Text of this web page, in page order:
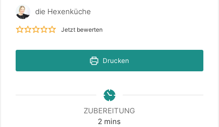
die Hexenküche
Jetzt bewerten
Drucken
ZUBEREITUNG
2 minutes
mins